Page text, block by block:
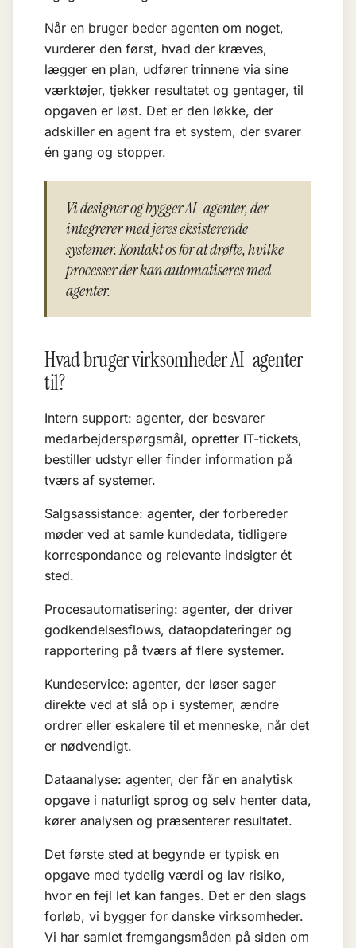
Når en bruger beder agenten om noget,
vurderer den først, hvad der kræves,
lægger en plan, udfører trinnene via sine
værktøjer, tjekker resultatet og gentager, til
opgaven er løst. Det er den løkke, der
adskiller en agent fra et system, der svarer
én gang og stopper.
Vi designer og bygger AI-agenter, der
integrerer med jeres eksisterende
systemer. Kontakt os for at drøfte, hvilke
processer der kan automatiseres med
agenter.
Hvad bruger virksomheder AI-agenter
til?
Intern support: agenter, der besvarer
medarbejderspørgsmål, opretter IT-tickets,
bestiller udstyr eller finder information på
tværs af systemer.
Salgsassistance: agenter, der forbereder
møder ved at samle kundedata, tidligere
korrespondance og relevante indsigter ét
sted.
Procesautomatisering: agenter, der driver
godkendelsesflows, dataopdateringer og
rapportering på tværs af flere systemer.
Kundeservice: agenter, der løser sager
direkte ved at slå op i systemer, ændre
ordrer eller eskalere til et menneske, når det
er nødvendigt.
Dataanalyse: agenter, der får en analytisk
opgave i naturligt sprog og selv henter data,
kører analysen og præsenterer resultatet.
Det første sted at begynde er typisk en
opgave med tydelig værdi og lav risiko,
hvor en fejl let kan fanges. Det er den slags
forløb, vi bygger for danske virksomheder.
Vi har samlet fremgangsmåden på siden om